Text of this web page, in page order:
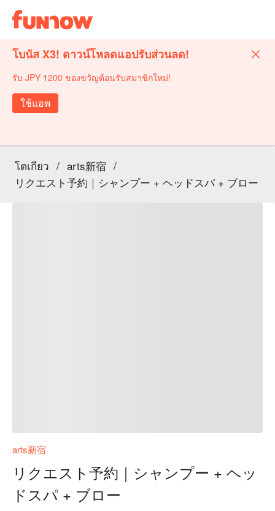
โบนัส X3! ดาวน์โหลดแอปรับส่วนลด!
รับ JPY 1200 ของขวัญต้อนรับสมาชิกใหม่!
ใช้แอพ
โตเกียว / arts新宿 /
リクエスト予約｜シャンプー + ヘッドスパ + ブロー
arts新宿
リクエスト予約｜シャンプー + ヘッ
ドスパ + ブロー